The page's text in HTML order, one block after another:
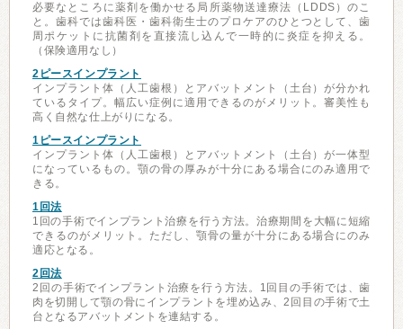
必要なところに薬剤を働かせる局所薬物送達療法（LDDS）のこ
と。歯科では歯科医・歯科衛生士のプロケアのひとつとして、歯
周ポケットに抗菌剤を直接流し込んで一時的に炎症を抑える。
（保険適用なし）
2ピースインプラント
インプラント体（人工歯根）とアバットメント（土台）が分かれ
ているタイプ。幅広い症例に適用できるのがメリット。審美性も
高く自然な仕上がりになる。
1ピースインプラント
インプラント体（人工歯根）とアバットメント（土台）が一体型
になっているもの。顎の骨の厚みが十分にある場合にのみ適用で
きる。
1回法
1回の手術でインプラント治療を行う方法。治療期間を大幅に短縮
できるのがメリット。ただし、顎骨の量が十分にある場合にのみ
適応となる。
2回法
2回の手術でインプラント治療を行う方法。1回目の手術では、歯
肉を切開して顎の骨にインプラントを埋め込み、2回目の手術で土
台となるアバットメントを連結する。